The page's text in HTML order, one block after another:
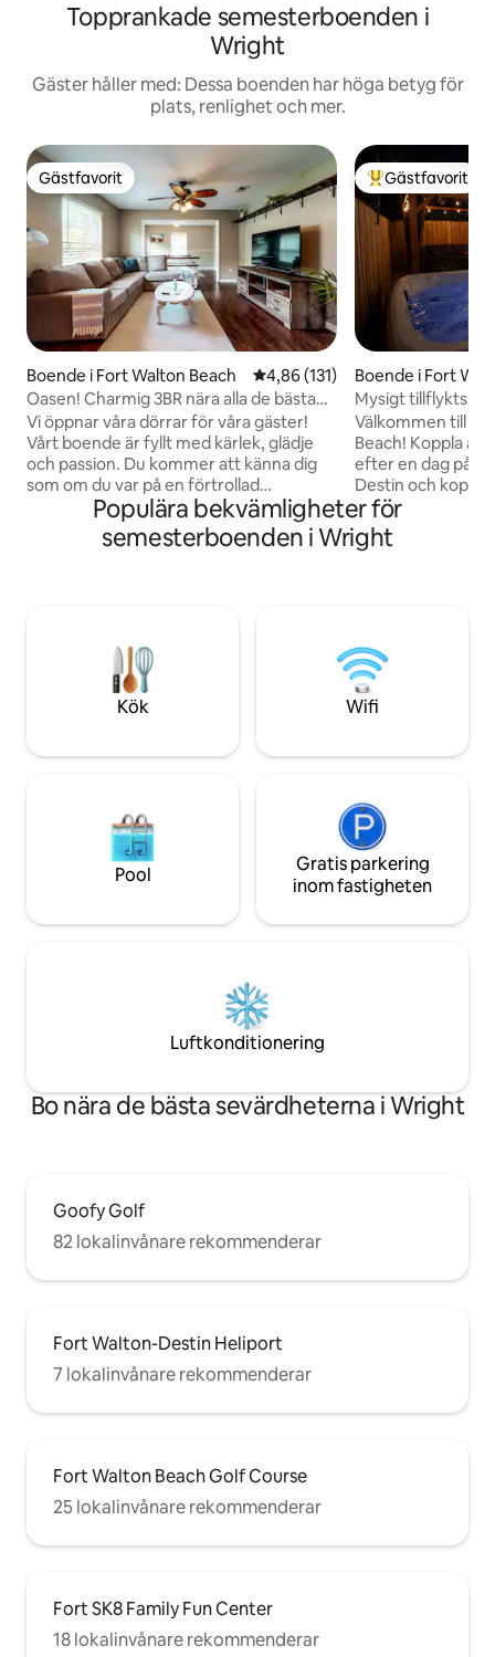
Topprankade semesterboenden i
Wright
Gäster håller med: Dessa boenden har höga betyg för
plats, renlighet och mer.
Gästfavorit
Gästfavorit
Boende i Fort Walton Beach 4,86 av 5 i genomsnittligt
4,86 (131)
Oasen! Charmig 3BR nära alla de bästa
stränderna!
Vi öppnar våra dörrar för våra gäster!
Vårt boende är fyllt med kärlek, glädje
och passion. Du kommer att känna dig
som om du var på en förtrollad
femstjärnig semesterort, där alla dina
påfrestningar bara smälter bort på ett
magiskt sätt. För att inte tala om att
evenemang eller någon som älskar det
kristallblå vattnet och den vita sanden på
Emerald Coast Ditt hem hem hemifrån
Populär
Gästfavorit
Boende i Fort
Mysigt
Bubbelpool och
Välkommen till
Beach! Koppla av i din privata bubbelpool
efter en dag på
Destin och
under stjärnorna i
bakgårdsbio. Denna mysiga tillflyktsort
är perfekt för
här för att koppla
eller skapa
detta boende din
Florida.
Populära bekvämligheter för
semesterboenden i Wright
Kök Wifi
Pool
Gratis parkering
inom fastigheten
Luftkonditionering
Bo nära de bästa sevärdheterna i Wright
Goofy Golf
82 lokalinvånare rekommenderar
Fort Walton-Destin Heliport
7 lokalinvånare rekommenderar
Fort Walton Beach Golf Course
25 lokalinvånare rekommenderar
Fort SK8 Family Fun Center
18 lokalinvånare rekommenderar